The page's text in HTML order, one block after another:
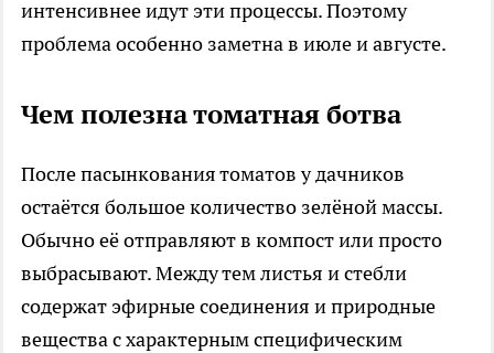
интенсивнее идут эти процессы. Поэтому
проблема особенно заметна в июле и августе.
Чем полезна томатная ботва
После пасынкования томатов у дачников
остаётся большое количество зелёной массы.
Обычно её отправляют в компост или просто
выбрасывают. Между тем листья и стебли
содержат эфирные соединения и природные
вещества с характерным специфическим